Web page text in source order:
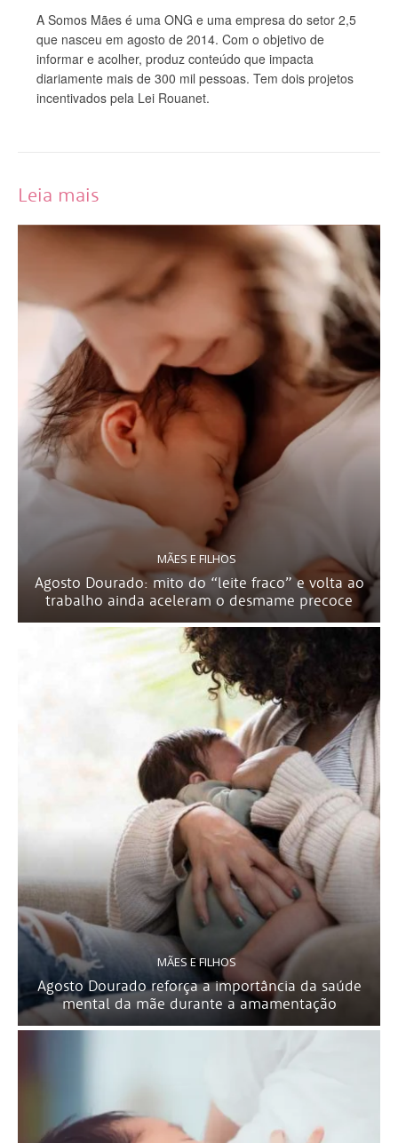
A Somos Mães é uma ONG e uma empresa do setor 2,5
que nasceu em agosto de 2014. Com o objetivo de
informar e acolher, produz conteúdo que impacta
diariamente mais de 300 mil pessoas. Tem dois projetos
incentivados pela Lei Rouanet.
Leia mais
MÃES E FILHOS
Agosto Dourado: mito do “leite fraco” e volta ao
trabalho ainda aceleram o desmame precoce
MÃES E FILHOS
Agosto Dourado reforça a importância da saúde
mental da mãe durante a amamentação